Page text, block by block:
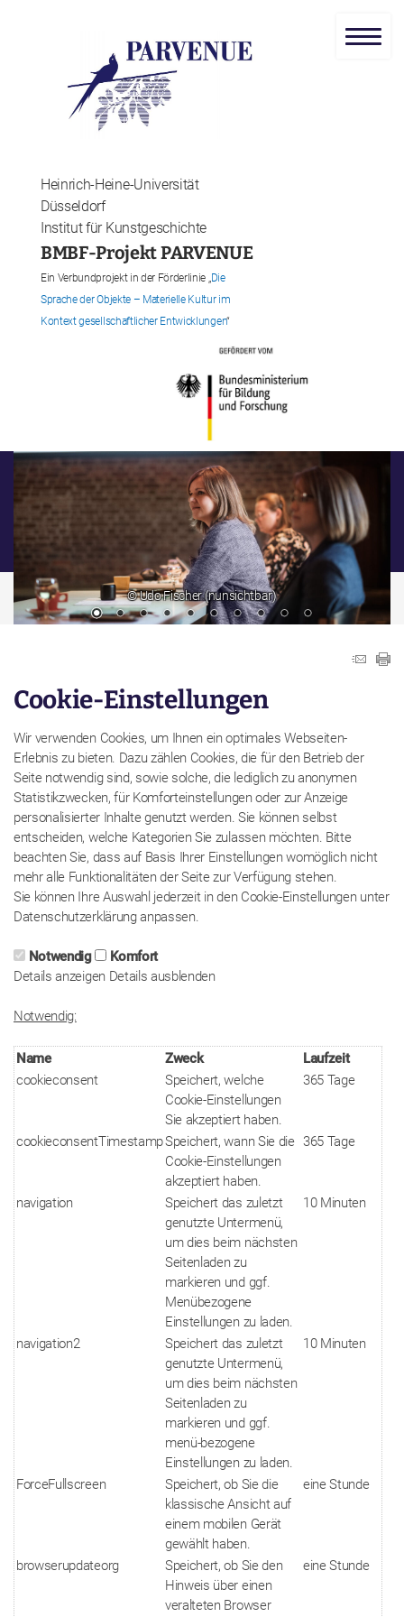
Heinrich-Heine-Universität
Düsseldorf
Institut für Kunstgeschichte
BMBF-Projekt PARVENUE
Ein Verbundprojekt in der Förderlinie „Die
Sprache der Objekte – Materielle Kultur im
Kontext gesellschaftlicher Entwicklungen“
© Udo Fischer (nunsichtbar)
Cookie-Einstellungen
Wir verwenden Cookies, um Ihnen ein optimales Webseiten-
Erlebnis zu bieten. Dazu zählen Cookies, die für den Betrieb der
Seite notwendig sind, sowie solche, die lediglich zu anonymen
Statistikzwecken, für Komforteinstellungen oder zur Anzeige
personalisierter Inhalte genutzt werden. Sie können selbst
entscheiden, welche Kategorien Sie zulassen möchten. Bitte
beachten Sie, dass auf Basis Ihrer Einstellungen womöglich nicht
mehr alle Funktionalitäten der Seite zur Verfügung stehen.
Sie können Ihre Auswahl jederzeit in den Cookie-Einstellungen unter
Datenschutzerklärung anpassen.
Notwendig
Komfort
Details anzeigen Details ausblenden
Notwendig:
Name Zweck
Laufzeit
cookieconsent
Speichert, welche
Cookie-Einstellungen
Sie akzeptiert haben.
365 Tage
cookieconsentTimestampSpeichert, wann Sie die
Cookie-Einstellungen
akzeptiert haben.
365 Tage
navigation
Speichert das zuletzt
genutzte Untermenü,
um dies beim nächsten
Seitenladen zu
markieren und ggf.
Menübezogene
Einstellungen zu laden.
10 Minuten
navigation2
Speichert das zuletzt
genutzte Untermenü,
um dies beim nächsten
Seitenladen zu
markieren und ggf.
menü-bezogene
Einstellungen zu laden.
10 Minuten
ForceFullscreen
Speichert, ob Sie die
klassische Ansicht auf
einem mobilen Gerät
gewählt haben.
eine Stunde
browserupdateorg
Speichert, ob Sie den
Hinweis über einen
veralteten Browser
eine Stunde